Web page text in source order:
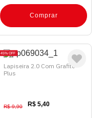
Comprar
45% OFF
Lapiseira 2.0 Com Grafite
Plus
R$ 9,90 R$ 5,40